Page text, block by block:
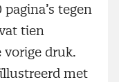
tegen
tien
vorige druk.
met